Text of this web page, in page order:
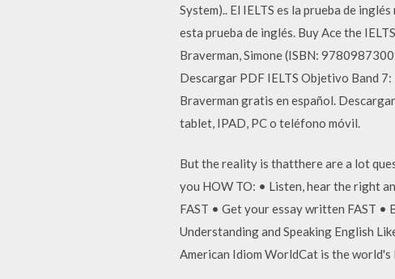
System).. El IELTS es la prueba de
esta prueba de inglés. Buy Ace the
Braverman, Simone (ISBN:
Descargar PDF IELTS Objetivo Band
Braverman gratis en español.
tablet, IPAD, PC o teléfono móvil.
But the reality is thatthere are a lot
you HOW TO: • Listen, hear the right
FAST • Get your essay written FAST •
Understanding and Speaking English
American Idiom WorldCat is the